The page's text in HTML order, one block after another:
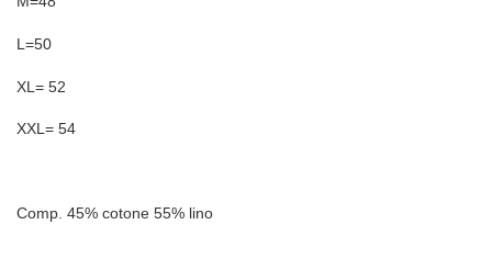
L=50
XL= 52
XXL= 54
Comp. 45% cotone 55% lino